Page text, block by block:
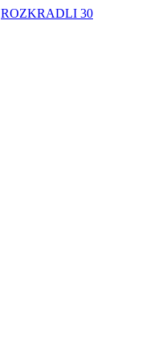
ROZKRADLI 30